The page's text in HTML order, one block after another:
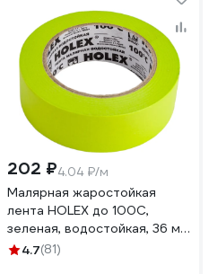
202 ₽4.04 ₽/м
Малярная жаростойкая
лента HOLEX до 100С,
зеленая, водостойкая, 36 мм,
50 м HAS-382260
4.7(81)